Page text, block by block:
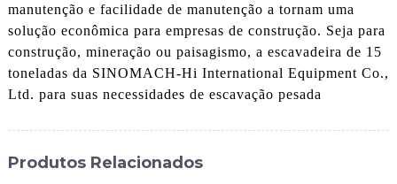
manutenção e facilidade de manutenção a tornam uma
solução econômica para empresas de construção. Seja para
construção, mineração ou paisagismo, a escavadeira de 15
toneladas da SINOMACH-Hi International Equipment Co.,
Ltd. para suas necessidades de escavação pesada
Produtos Relacionados